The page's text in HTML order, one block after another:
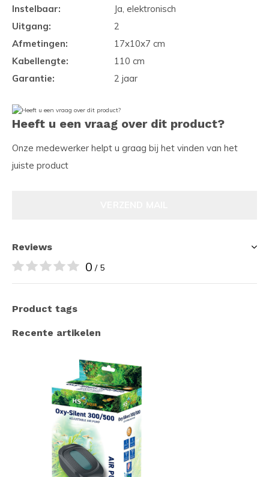
Instelbaar:
Ja, elektronisch
Uitgang:
2
Afmetingen:
17x10x7 cm
Kabellengte:
110 cm
Garantie:
2 jaar
Heeft u een vraag over dit product?
Onze medewerker helpt u graag bij het vinden van het
juiste product
Reviews
0 / 5
Product tags
Recente artikelen